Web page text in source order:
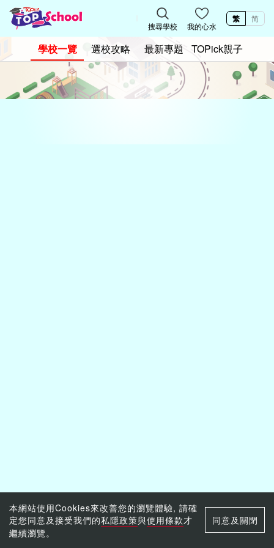
搜尋學校 我的心水
繁 简
學校一覽 選校攻略 最新專題 TOPick親子
本網站使用Cookies來改善您的瀏覽體驗, 請確
定您同意及接受我們的私隱政策與使用條款才
繼續瀏覽。
同意及關閉